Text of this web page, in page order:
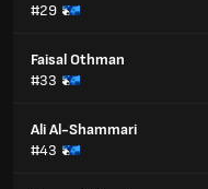
#29
Faisal Othman
#33
Ali Al-Shammari
#43